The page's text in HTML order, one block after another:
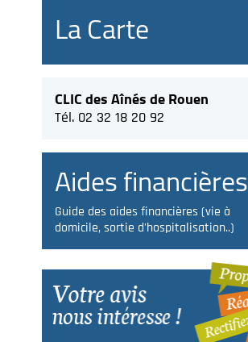
La Carte
CLIC des Aînés de Rouen
Tél. 02 32 18 20 92
Aides financières
Guide des aides financières (vie à
domicile, sortie d'hospitalisation..)